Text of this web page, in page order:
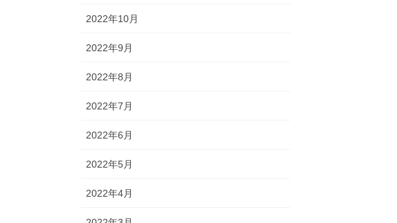
2022年10月
2022年9月
2022年8月
2022年7月
2022年6月
2022年5月
2022年4月